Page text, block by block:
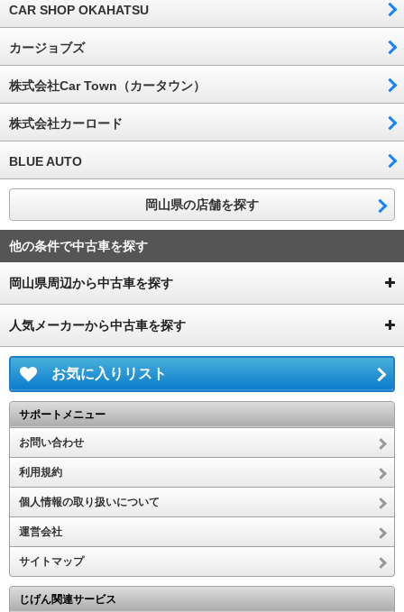
CAR SHOP OKAHATSU
カージョブズ
株式会社Car Town（カータウン）
株式会社カーロード
BLUE AUTO
岡山県の店舗を探す
他の条件で中古車を探す
岡山県周辺から中古車を探す
人気メーカーから中古車を探す
お気に入りリスト
サポートメニュー
お問い合わせ
利用規約
個人情報の取り扱いについて
運営会社
サイトマップ
じげん関連サービス